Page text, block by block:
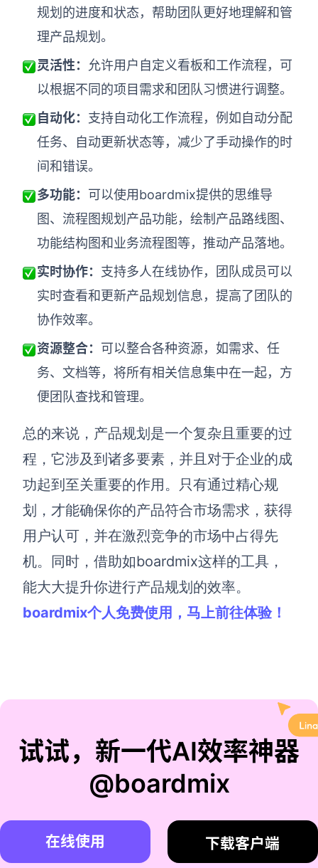
规划的进度和状态，帮助团队更好地理解和管
理产品规划。
灵活性： 允许用户自定义看板和工作流程，可
以根据不同的项目需求和团队习惯进行调整。
自动化： 支持自动化工作流程，例如自动分配
任务、自动更新状态等，减少了手动操作的时
间和错误。
多功能： 可以使用boardmix提供的思维导
图、流程图规划产品功能，绘制产品路线图、
功能结构图和业务流程图等，推动产品落地。
实时协作： 支持多人在线协作，团队成员可以
实时查看和更新产品规划信息，提高了团队的
协作效率。
资源整合： 可以整合各种资源，如需求、任
务、文档等，将所有相关信息集中在一起，方
便团队查找和管理。
总的来说，产品规划是一个复杂且重要的过
程，它涉及到诸多要素，并且对于企业的成
功起到至关重要的作用。只有通过精心规
划，才能确保你的产品符合市场需求，获得
用户认可，并在激烈竞争的市场中占得先
机。同时，借助如boardmix这样的工具，
能大大提升你进行产品规划的效率。
boardmix个人免费使用，马上前往体验！
试试，新一代AI效率神器
@boardmix
在线使用 下载客户端